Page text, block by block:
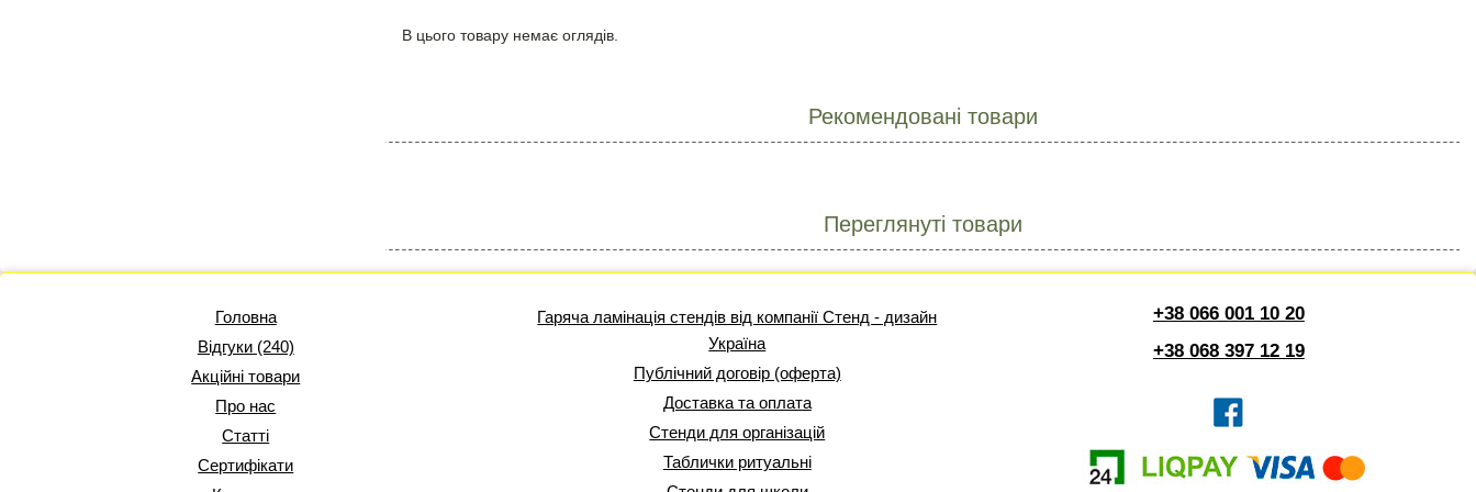
В цього товару немає оглядів.
Рекомендовані товари
Переглянуті товари
Головна
Відгуки (240)
Акційні товари
Про нас
Статті
Сертифікати
Гаряча ламінація стендів від компанії Стенд - дизайн
Україна
Публічний договір (оферта)
Доставка та оплата
Стенди для організацій
Таблички ритуальні
+38 066 001 10 20
+38 068 397 12 19